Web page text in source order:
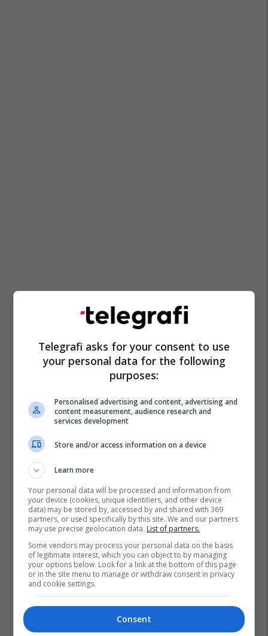
Telegrafi asks for your consent to use
your personal data for the following
purposes:
Personalised advertising and content, advertising and
content measurement, audience research and
services development
Store and/or access information on a device
Learn more
Your personal data will be processed and information from
your device (cookies, unique identifiers, and other device
data) may be stored by, accessed by and shared with 369
partners, or used specifically by this site. We and our partners
may use precise geolocation data. List of partners.
Some vendors may process your personal data on the basis
of legitimate interest, which you can object to by managing
your options below. Look for a link at the bottom of this page
or in the site menu to manage or withdraw consent in privacy
and cookie settings.
Consent